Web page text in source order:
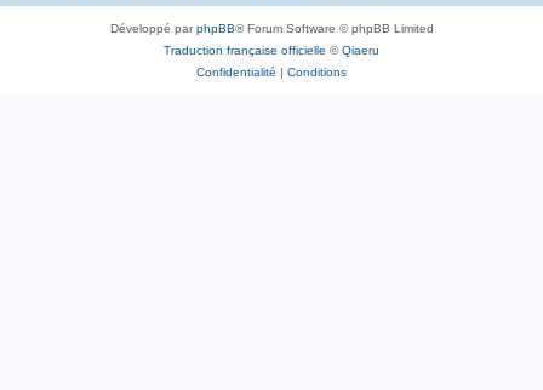
Développé parphpBB® Forum Software © phpBB Limited
Traduction française officielle ©Qiaeru
Confidentialité | Conditions